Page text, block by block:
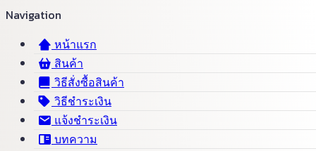
Navigation
หน้าแรก
สินค้า
วิธีสั่งซื้อสินค้า
วิธีชำระเงิน
แจ้งชำระเงิน
บทความ